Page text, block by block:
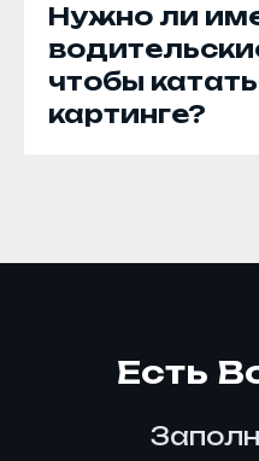
Нужно ли
чтобы
картинге?
Есть